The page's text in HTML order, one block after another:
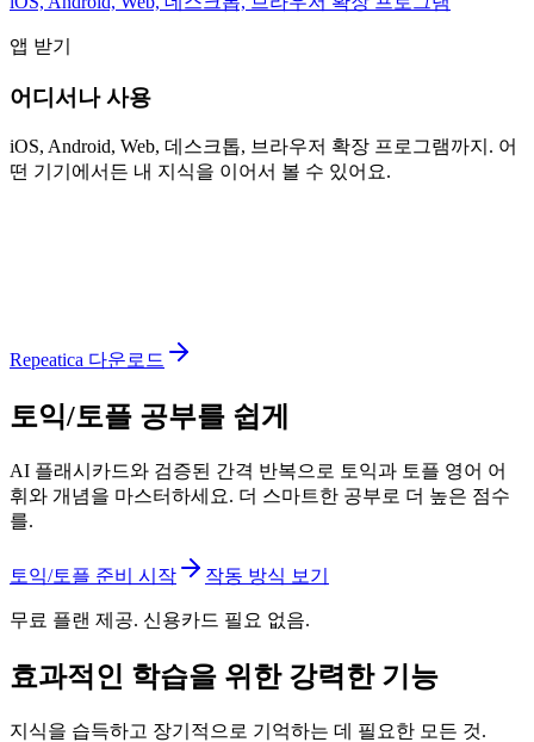
앱 받기
어디서나 사용
iOS, Android, Web, 데스크톱, 브라우저 확장 프로그램까지. 어
떤 기기에서든 내 지식을 이어서 볼 수 있어요.
Repeatica 다운로드
토익/토플 공부를 쉽게
AI 플래시카드와 검증된 간격 반복으로 토익과 토플 영어 어
휘와 개념을 마스터하세요. 더 스마트한 공부로 더 높은 점수
를.
토익/토플 준비 시작 작동 방식 보기
무료 플랜 제공. 신용카드 필요 없음.
효과적인 학습을 위한 강력한 기능
지식을 습득하고 장기적으로 기억하는 데 필요한 모든 것.